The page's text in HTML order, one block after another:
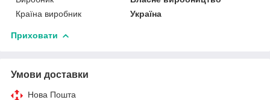
Країна виробник
Україна
Приховати
Умови доставки
Нова Пошта